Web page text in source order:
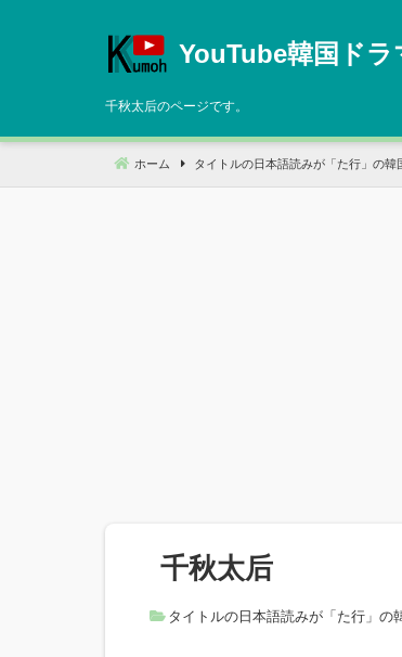
へ
動
YouTube韓国ドラ
千秋太后のページです。
ホーム タイトルの日本語読みが「た行」の韓
千秋太后
タイトルの日本語読みが「た行」の